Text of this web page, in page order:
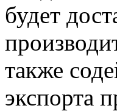
будет
также
экспорта